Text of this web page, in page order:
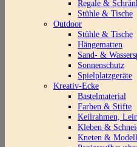
Regale &
Stühle & Tische
Outdoor
Stühle & Tische
Hängematten
Sand- &
Sonnenschutz
Spielplatzgeräte
Kreativ-Ecke
Bastelmaterial
Farben & Stifte
Keilrahmen,
Kleben &
Kneten &